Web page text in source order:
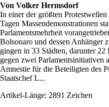
Von Volker Hermsdorf
In einer der größten
Tagen Massendemonstrationen
Parlamentsmehrheit
Bolsonaro und dessen Anhänger
gingen in 33 Städten, darunter 22
gegen zwei Parlamentsinitiativen
Amnestie für die Beteiligten des
Staatschef L...
Artikel-Länge: 2891 Zeichen